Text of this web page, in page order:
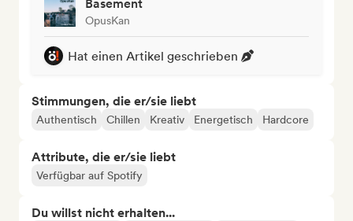
Basement
OpusKan
Hat einen Artikel geschrieben
Stimmungen, die er/sie liebt
Authentisch Chillen Kreativ Energetisch Hardcore
Attribute, die er/sie liebt
Verfügbar auf Spotify
Du willst nicht erhalten...